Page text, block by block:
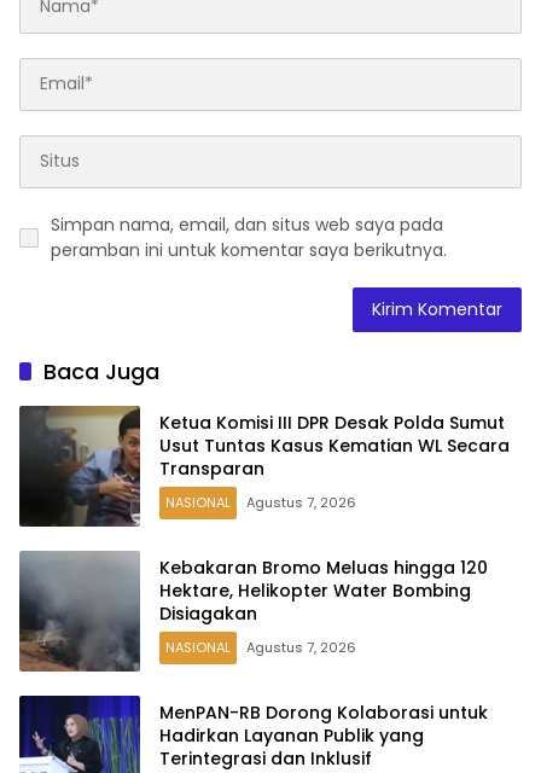
Simpan nama, email, dan situs web saya pada
peramban ini untuk komentar saya berikutnya.
Baca Juga
Ketua Komisi III DPR Desak Polda Sumut
Usut Tuntas Kasus Kematian WL Secara
Transparan
NASIONAL Agustus 7, 2026
Kebakaran Bromo Meluas hingga 120
Hektare, Helikopter Water Bombing
Disiagakan
NASIONAL Agustus 7, 2026
MenPAN-RB Dorong Kolaborasi untuk
Hadirkan Layanan Publik yang
Terintegrasi dan Inklusif